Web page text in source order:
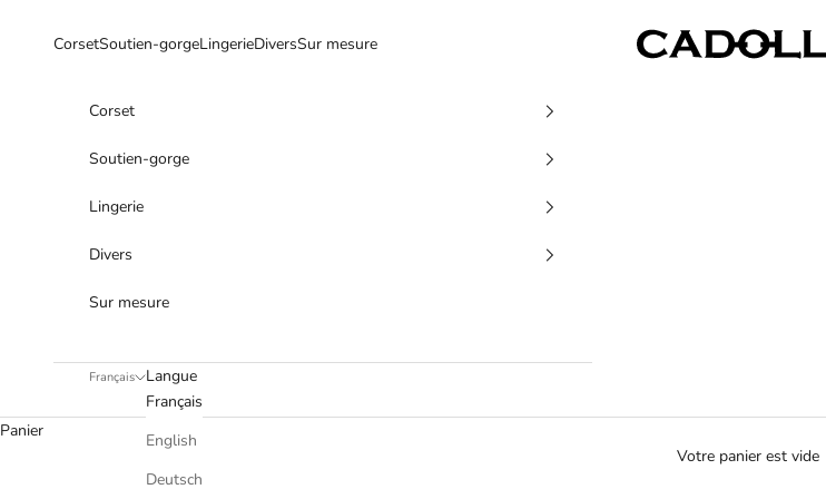
Cadolle
CorsetSoutien-gorgeLingerieDiversSur mesure
Corset
Soutien-gorge
Lingerie
Divers
Sur mesure
Français
Langue
Français
English
Deutsch
Panier
Votre panier est vide